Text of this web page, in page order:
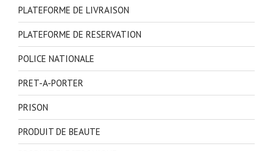
PLATEFORME DE LIVRAISON
PLATEFORME DE RESERVATION
POLICE NATIONALE
PRET-A-PORTER
PRISON
PRODUIT DE BEAUTE